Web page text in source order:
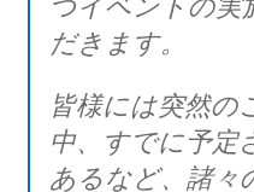
だきます。
皆様には突然のこと、お忙しい最
中、すでに予定
あるなど、諸々